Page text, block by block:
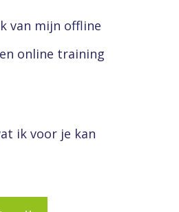
van mijn offline
online training
ik voor je kan